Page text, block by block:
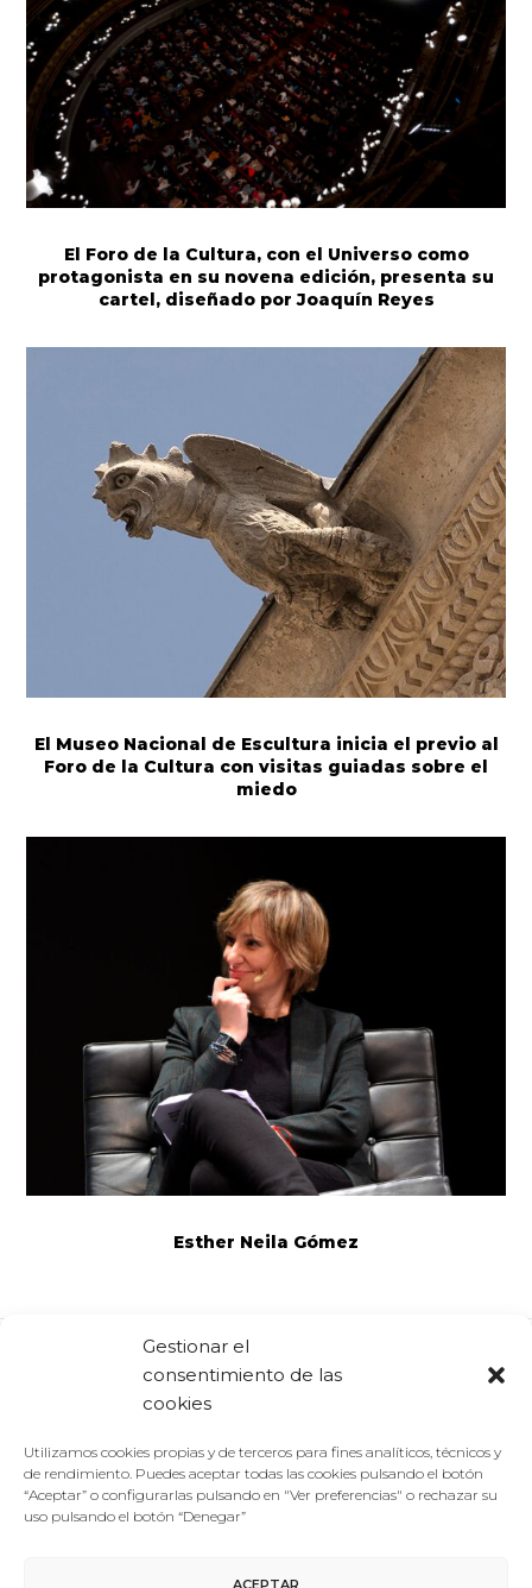
Gestionar el
consentimiento de las
cookies
Utilizamos cookies propias y de terceros para fines analíticos, técnicos y
de rendimiento. Puedes aceptar todas las cookies pulsando el botón
“Aceptar” o configurarlas pulsando en "Ver preferencias" o rechazar su
uso pulsando el botón “Denegar”
ACEPTAR
El Foro de la Cultura, con el Universo como
protagonista en su novena edición, presenta su
cartel, diseñado por Joaquín Reyes
El Museo Nacional de Escultura inicia el previo al
Foro de la Cultura con visitas guiadas sobre el
miedo
Esther Neila Gómez
Comparte: Facebook Twitter